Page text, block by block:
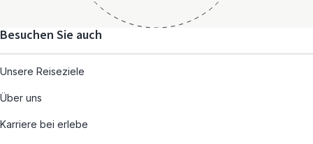
Besuchen Sie auch
Unsere Reiseziele
Über uns
Karriere bei erlebe